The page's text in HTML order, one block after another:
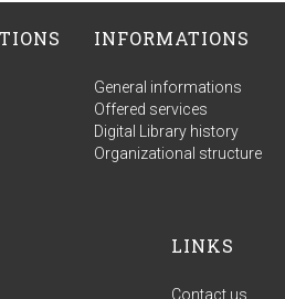
INFORMATIONS
General informations
Offered services
Digital Library history
Organizational structure
LINKS
Contact us